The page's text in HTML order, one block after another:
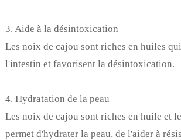
3. Aide à la désintoxication
Les noix de cajou sont riches en huiles
l'intestin et favorisent la désintoxication.
4. Hydratation de la peau
Les noix de cajou sont riches en huile et
permet d'hydrater la peau, de l'aider à